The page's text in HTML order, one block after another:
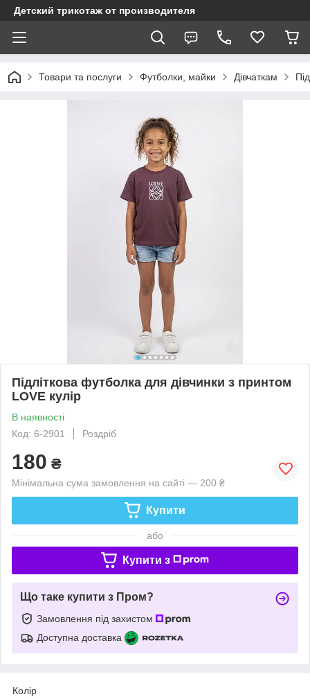
Детский трикотаж от производителя
Товари та послуги Футболки, майки Дівчаткам
Підліткова футболка для дівчинки з принтом
LOVE кулір
В наявності
Код: 6-2901
Роздріб
180 ₴
Мінімальна сума замовлення на сайті — 200 ₴
Купити
або
Купити з
Що таке купити з Пром?
Замовлення під захистом
Доступна доставка
Колір